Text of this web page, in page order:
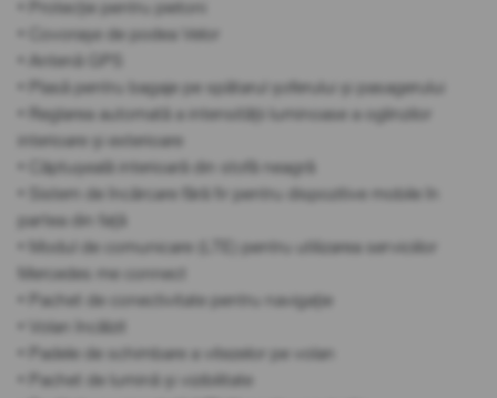
• Protecție pentru pietoni
• Covorașe de podea Velor
• Antenă GPS
• Plasă pentru bagaje pe spătarul șoferului și pasagerului
• Reglarea automată a intensității luminoase a oglinzilor
interioare și exterioare
• Căptușeală interioară din stofă neagră
• Sistem de încărcare fără fir pentru dispozitive mobile în
partea din față
• Modul de comunicare (LTE) pentru utilizarea serviciilor
Mercedes me connect
• Pachet de conectivitate pentru navigație
• Volan încălzit
• Padele de schimbare a vitezelor pe volan
• Pachet de lumină și vizibilitate